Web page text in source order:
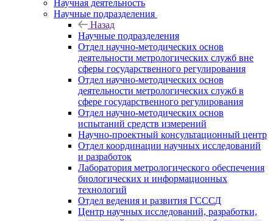
Научная деятельность
Научные подразделения
Назад
Научные подразделения
Отдел научно-методических основ
деятельности метрологических служб вне
сферы государственного регулирования
Отдел научно-методических основ
деятельности метрологических служб в
сфере государственного регулирования
Отдел научно-методических основ
испытаний средств измерений
Научно-проектный консультационный центр
Отдел координации научных исследований
и разработок
Лаборатория метрологического обеспечения
биологических и информационных
технологий
Отдел ведения и развития ГСССД
Центр научных исследований, разработки,